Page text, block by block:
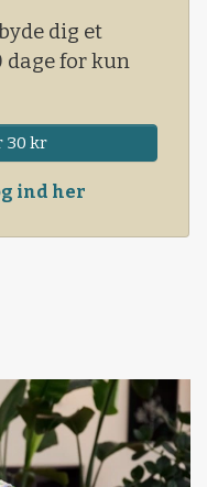
dig et
for kun
30 kr
ind her